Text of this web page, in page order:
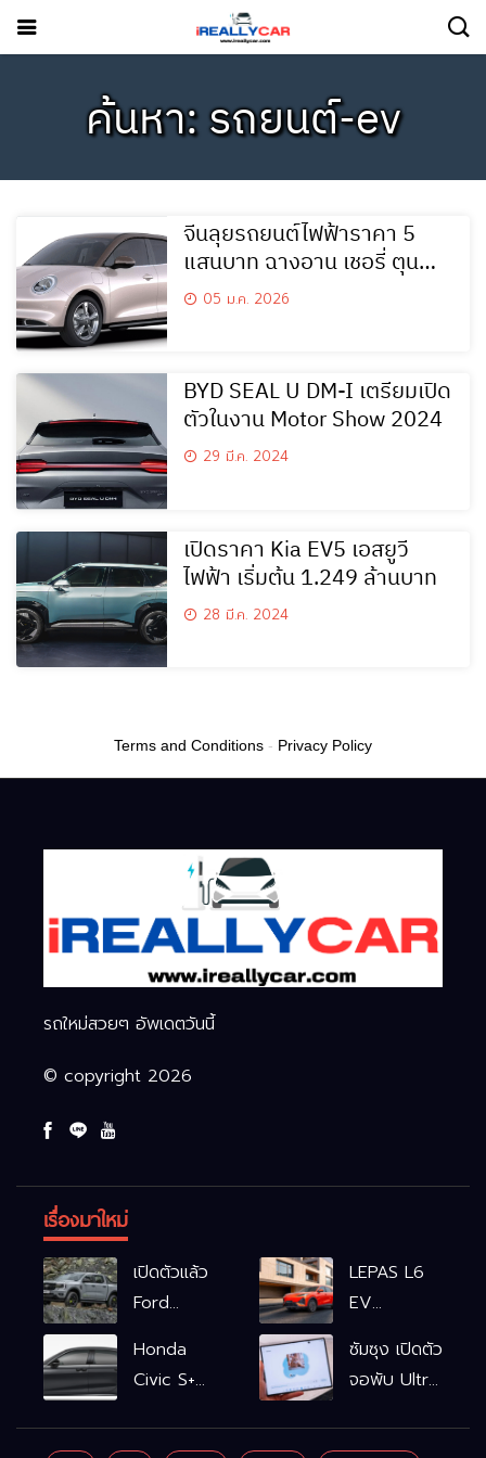
ค้นหา: รถยนต์-ev
จีนลุยรถยนต์ไฟฟ้าราคา 5
แสนบาท ฉางอาน เชอรี่ ตุน
ผลิตชดเชยมาตรการ EV3.5
05 ม.ค. 2026
BYD SEAL U DM-I เตรียมเปิด
ตัวในงาน Motor Show 2024
29 มี.ค. 2024
เปิดราคา Kia EV5 เอสยูวี
ไฟฟ้า เริ่มต้น 1.249 ล้านบาท
28 มี.ค. 2024
Terms and Conditions - Privacy Policy
รถใหม่สวยๆ อัพเดตวันนี้
© copyright 2026
เรื่องมาใหม่
เปิดตัวแล้ว
Ford
WOLFTRAK
LEPAS L6
EV
L6 EV
Comfort
FWD
Honda
Civic S+
ซัมซุง เปิดตัว
จอพับ Ultra